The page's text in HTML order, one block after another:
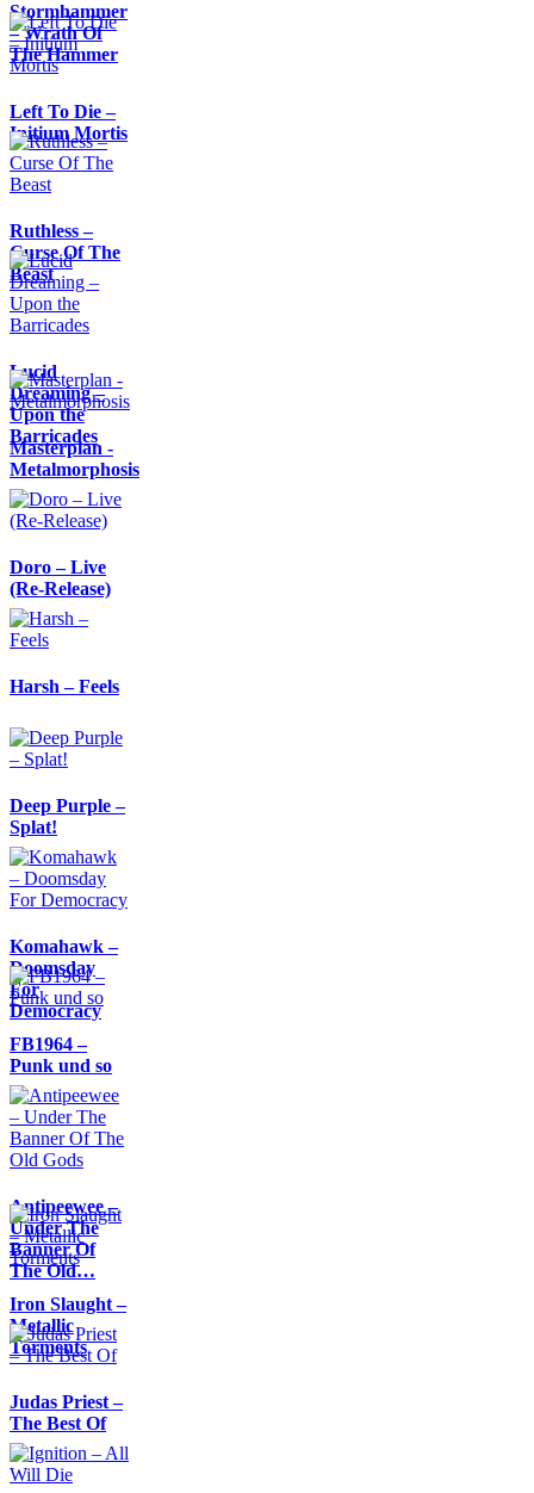
Stormhammer
– Wrath Of
The Hammer
Left To Die –
Initium Mortis
Ruthless –
Curse Of The
Beast
Lucid
Dreaming –
Upon the
Barricades
Masterplan -
Metalmorphosis
Doro – Live
(Re-Release)
Harsh – Feels
Deep Purple –
Splat!
Komahawk –
Doomsday
For
Democracy
FB1964 –
Punk und so
Antipeewee –
Under The
Banner Of
The Old…
Iron Slaught –
Metallic
Torments
Judas Priest –
The Best Of